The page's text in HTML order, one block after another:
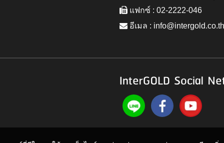
แฟกซ์ : 02-2222-046
อีเมล : info@intergold.co.th
InterGOLD Social